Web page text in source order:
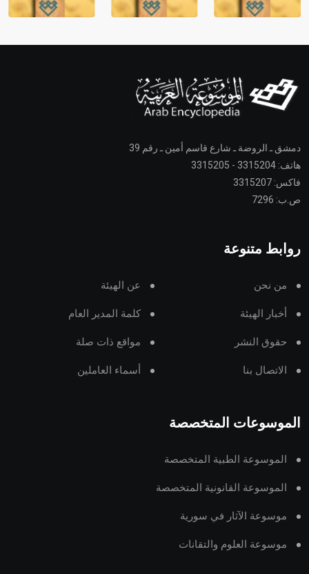
دمشق ـ الروضة ـ شارع قاسم أمين ـ رقم 39
هاتف: 3315204 - 3315205
فاكس: 3315207
ص.ب: 7296
روابط متنوعة
من نحن عن الهيئة
أخبار الهيئة كلمة المدير العام
حقوق النشر مواقع ذات صلة
الاتصال بنا أسماء العاملين
الموسوعات المتخصصة
الموسوعة الطبية المتخصصة
الموسوعة القانونية المتخصصة
موسوعة الآثار في سورية
موسوعة العلوم والتقانات